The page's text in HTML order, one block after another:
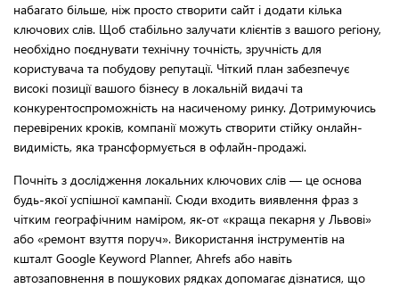
набагато більше, ніж просто створити сайт і додати кілька
ключових слів. Щоб стабільно залучати клієнтів з вашого регіону,
необхідно поєднувати технічну точність, зручність для
користувача та побудову репутації. Чіткий план забезпечує
високі позиції вашого бізнесу в локальній видачі та
конкурентоспроможність на насиченому ринку. Дотримуючись
перевірених кроків, компанії можуть створити стійку онлайн-
видимість, яка трансформується в офлайн-продажі.
Почніть з дослідження локальних ключових слів — це основа
будь-якої успішної кампанії. Сюди входить виявлення фраз з
чітким географічним наміром, як-от «краща пекарня у Львові»
або «ремонт взуття поруч». Використання інструментів на
кшталт Google Keyword Planner, Ahrefs або навіть
автозаповнення в пошукових рядках допомагає дізнатися, що